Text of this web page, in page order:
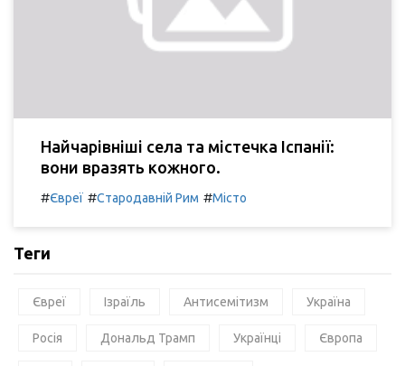
Найчарівніші села та містечка Іспанії:
вони вразять кожного.
#Євреї #Стародавній Рим #Місто
Теги
Євреї Ізраїль Антисемітизм Україна
Росія Дональд Трамп Українці Європа